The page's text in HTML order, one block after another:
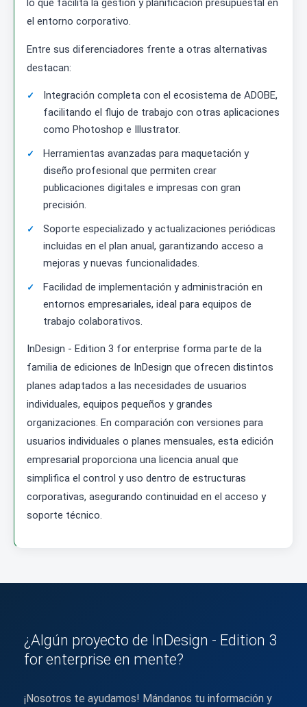
lo que facilita la gestión y planificación presupuestal en
el entorno corporativo.
Entre sus diferenciadores frente a otras alternativas
destacan:
Integración completa con el ecosistema de ADOBE,
facilitando el flujo de trabajo con otras aplicaciones
como Photoshop e Illustrator.
Herramientas avanzadas para maquetación y
diseño profesional que permiten crear
publicaciones digitales e impresas con gran
precisión.
Soporte especializado y actualizaciones periódicas
incluidas en el plan anual, garantizando acceso a
mejoras y nuevas funcionalidades.
Facilidad de implementación y administración en
entornos empresariales, ideal para equipos de
trabajo colaborativos.
InDesign - Edition 3 for enterprise forma parte de la
familia de ediciones de InDesign que ofrecen distintos
planes adaptados a las necesidades de usuarios
individuales, equipos pequeños y grandes
organizaciones. En comparación con versiones para
usuarios individuales o planes mensuales, esta edición
empresarial proporciona una licencia anual que
simplifica el control y uso dentro de estructuras
corporativas, asegurando continuidad en el acceso y
soporte técnico.
¿Algún proyecto de InDesign - Edition 3
for enterprise en mente?
¡Nosotros te ayudamos! Mándanos tu información y